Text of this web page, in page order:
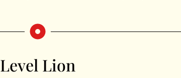
Level Lion